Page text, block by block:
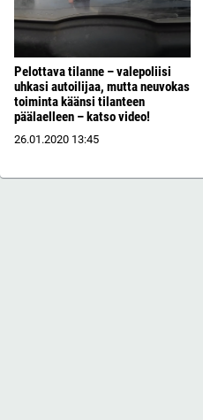
Pelottava tilanne – valepoliisi
uhkasi autoilijaa, mutta neuvokas
toiminta käänsi tilanteen
päälaelleen – katso video!
26.01.2020 13:45